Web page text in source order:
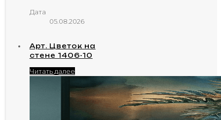
Дата
05.08.2026
Арт. Цветок на
стене 1406-10
Читать далее